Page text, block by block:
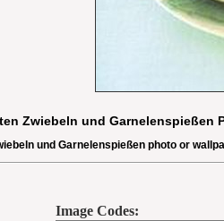
Zwiebeln und Garnelenspießen
und Garnelenspießen photo or
Image Codes: